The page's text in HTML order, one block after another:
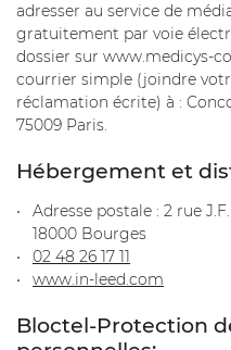
adresser au service de
gratuitement par voie
dossier sur www.medicys-
courrier simple (joindre
réclamation écrite) à :
75009 Paris.
Hébergement et
Adresse postale : 2 rue
18000 Bourges
02 48 26 17 11
www.in-leed.com
Bloctel-Protection